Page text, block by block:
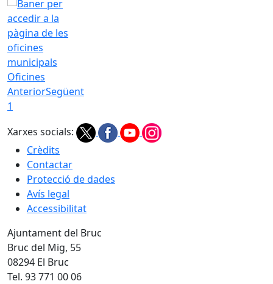
Oficines
AnteriorSegüent
1
Xarxes socials:
Crèdits
Contactar
Protecció de dades
Avís legal
Accessibilitat
Ajuntament del Bruc
Bruc del Mig, 55
08294 El Bruc
Tel. 93 771 00 06